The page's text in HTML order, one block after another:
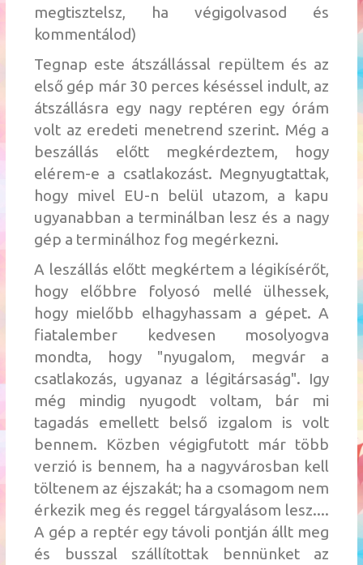
megtisztelsz, ha végigolvasod és
kommentálod)
Tegnap este átszállással repültem és az
első gép már 30 perces késéssel indult, az
átszállásra egy nagy reptéren egy órám
volt az eredeti menetrend szerint. Még a
beszállás előtt megkérdeztem, hogy
elérem-e a csatlakozást. Megnyugtattak,
hogy mivel EU-n belül utazom, a kapu
ugyanabban a terminálban lesz és a nagy
gép a terminálhoz fog megérkezni.
A leszállás előtt megkértem a légikísérőt,
hogy előbbre folyosó mellé ülhessek,
hogy mielőbb elhagyhassam a gépet. A
fiatalember kedvesen mosolyogva
mondta, hogy "nyugalom, megvár a
csatlakozás, ugyanaz a légitársaság". Igy
még mindig nyugodt voltam, bár mi
tagadás emellett belső izgalom is volt
bennem. Közben végigfutott már több
verzió is bennem, ha a nagyvárosban kell
töltenem az éjszakát; ha a csomagom nem
érkezik meg és reggel tárgyalásom lesz....
A gép a reptér egy távoli pontján állt meg
és busszal szállítottak bennünket az